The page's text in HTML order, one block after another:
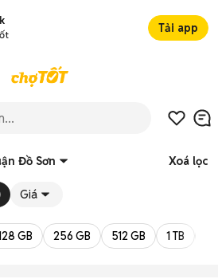
Tải app
Đồ Sơn Xoá lọc
Giá
GB 256 GB 512 GB 1 TB